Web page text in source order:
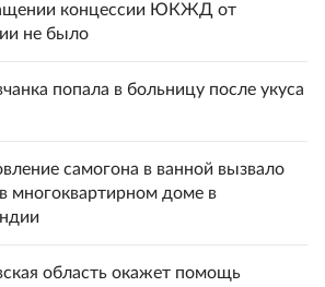
концессии ЮКЖД от
не было
попала в больницу после укуса
самогона в ванной вызвало
многоквартирном доме в
область окажет помощь